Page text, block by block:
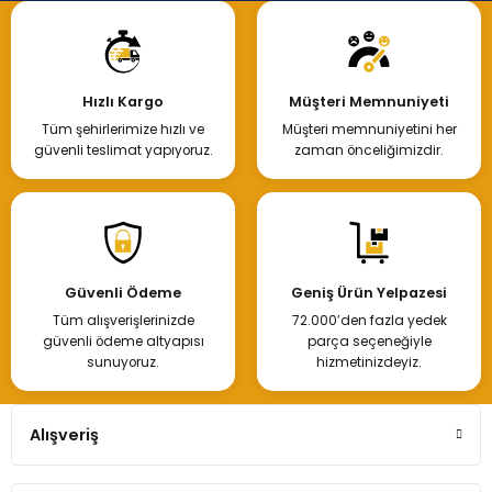
Hızlı Kargo
Tüm şehirlerimize hızlı ve
güvenli teslimat yapıyoruz.
Müşteri Memnuniyeti
Müşteri memnuniyetini her
zaman önceliğimizdir.
Güvenli Ödeme
Tüm alışverişlerinizde
güvenli ödeme altyapısı
sunuyoruz.
Geniş Ürün Yelpazesi
72.000’den fazla yedek
parça seçeneğiyle
hizmetinizdeyiz.
Alışveriş